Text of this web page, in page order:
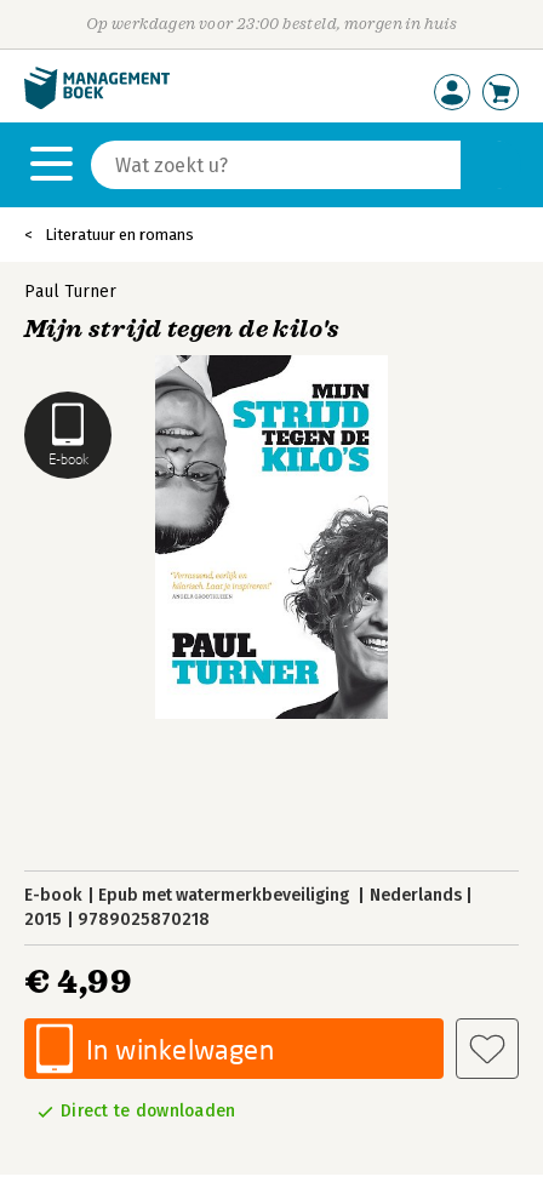
Op werkdagen voor 23:00 besteld, morgen in huis
Literatuur en romans
E-book
Paul Turner
Mijn strijd tegen de kilo's
E-book Epub met watermerkbeveiliging
Nederlands
2015
9789025870218
€ 4,99
In winkelwagen
Direct te downloaden